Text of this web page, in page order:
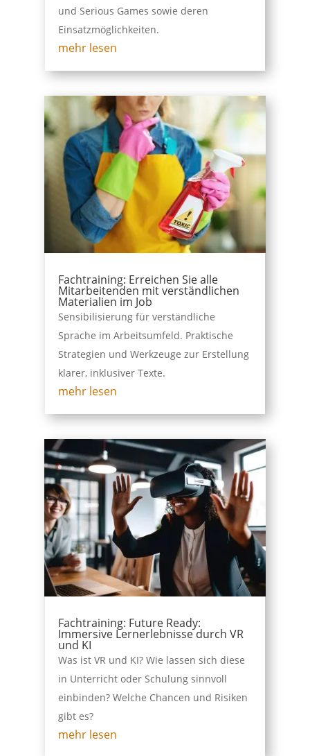
und Serious Games sowie deren
Einsatzmöglichkeiten.
mehr lesen
Fachtraining: Erreichen Sie alle
Mitarbeitenden mit verständlichen
Materialien im Job
Sensibilisierung für verständliche
Sprache im Arbeitsumfeld. Praktische
Strategien und Werkzeuge zur Erstellung
klarer, inklusiver Texte.
mehr lesen
Fachtraining: Future Ready:
Immersive Lernerlebnisse durch VR
und KI
Was ist VR und KI? Wie lassen sich diese
in Unterricht oder Schulung sinnvoll
einbinden? Welche Chancen und Risiken
gibt es?
mehr lesen